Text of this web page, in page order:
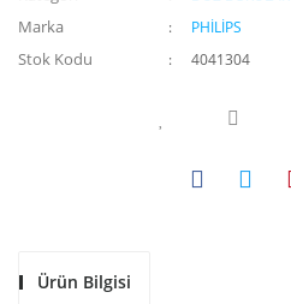
Marka PHİLİPS
Stok Kodu 4041304
Ürün Bilgisi